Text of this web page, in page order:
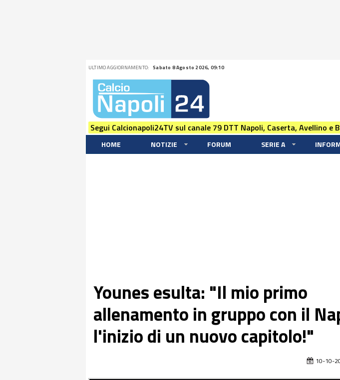
ULTIMO AGGIORNAMENTO: Sabato 8 Agosto 2026, 09:10
Segui Calcionapoli24TV sul canale 79 DTT Napoli, Caserta, Avellino e
HOME NOTIZIE FORUM SERIE A
Younes esulta: "Il mio primo
allenamento in gruppo con il
l'inizio di un nuovo capitolo!"
10-10-